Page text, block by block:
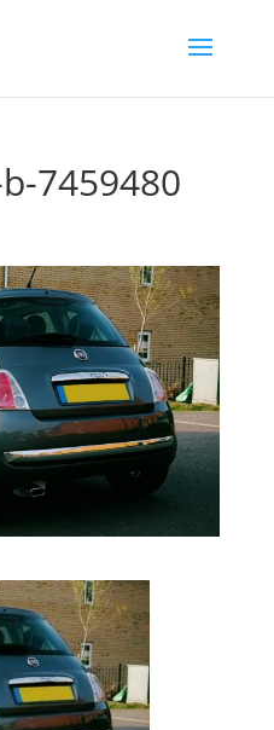
7459480